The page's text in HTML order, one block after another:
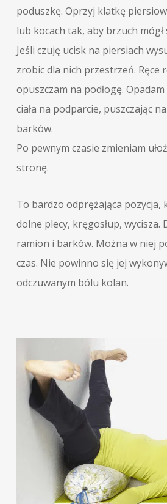
poduszkę. Oprzyj klatkę
lub kocach tak, aby brzuch
Jeśli czuję ucisk na piersiach
zrobic dla nich przestrzeń. Ręce
opuszczam na podłogę. Opadam
ciała na podparcie, puszczając
barków.
Po pewnym czasie zmieniam
stronę.
To bardzo odprężająca pozycja,
dolne plecy, kręgosłup, wycisza.
ramion i barków. Można w niej
czas. Nie powinno się jej
odczuwanym bólu kolan.